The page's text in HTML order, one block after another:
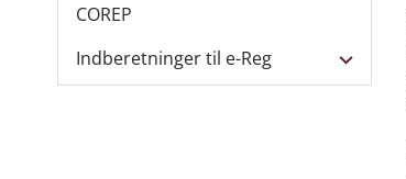
COREP
Indberetninger til e-Reg